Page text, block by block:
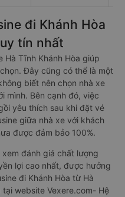
đi Khánh Hòa
tín nhất
Hà Tĩnh Khánh Hòa giúp
Đây cũng có thể là một
biết nên chọn nhà xe
mình. Bên cạnh đó, việc
yêu thích sau khi đặt vé
giữa nhà xe với khách
được đảm bảo 100%.
đánh giá chất lượng
lợi cao nhất, được hưởng
đi Khánh Hòa từ Hà
website Vexere.com- Hệ